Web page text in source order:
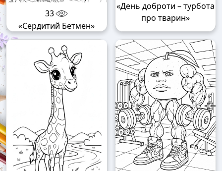
33
«Сердитий Бетмен»
«День доброти – турбота
про тварин»